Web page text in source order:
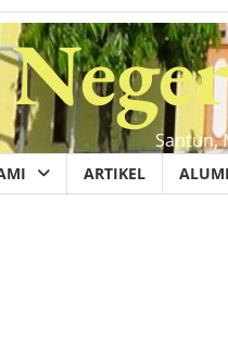
Santun,
ARTIKEL